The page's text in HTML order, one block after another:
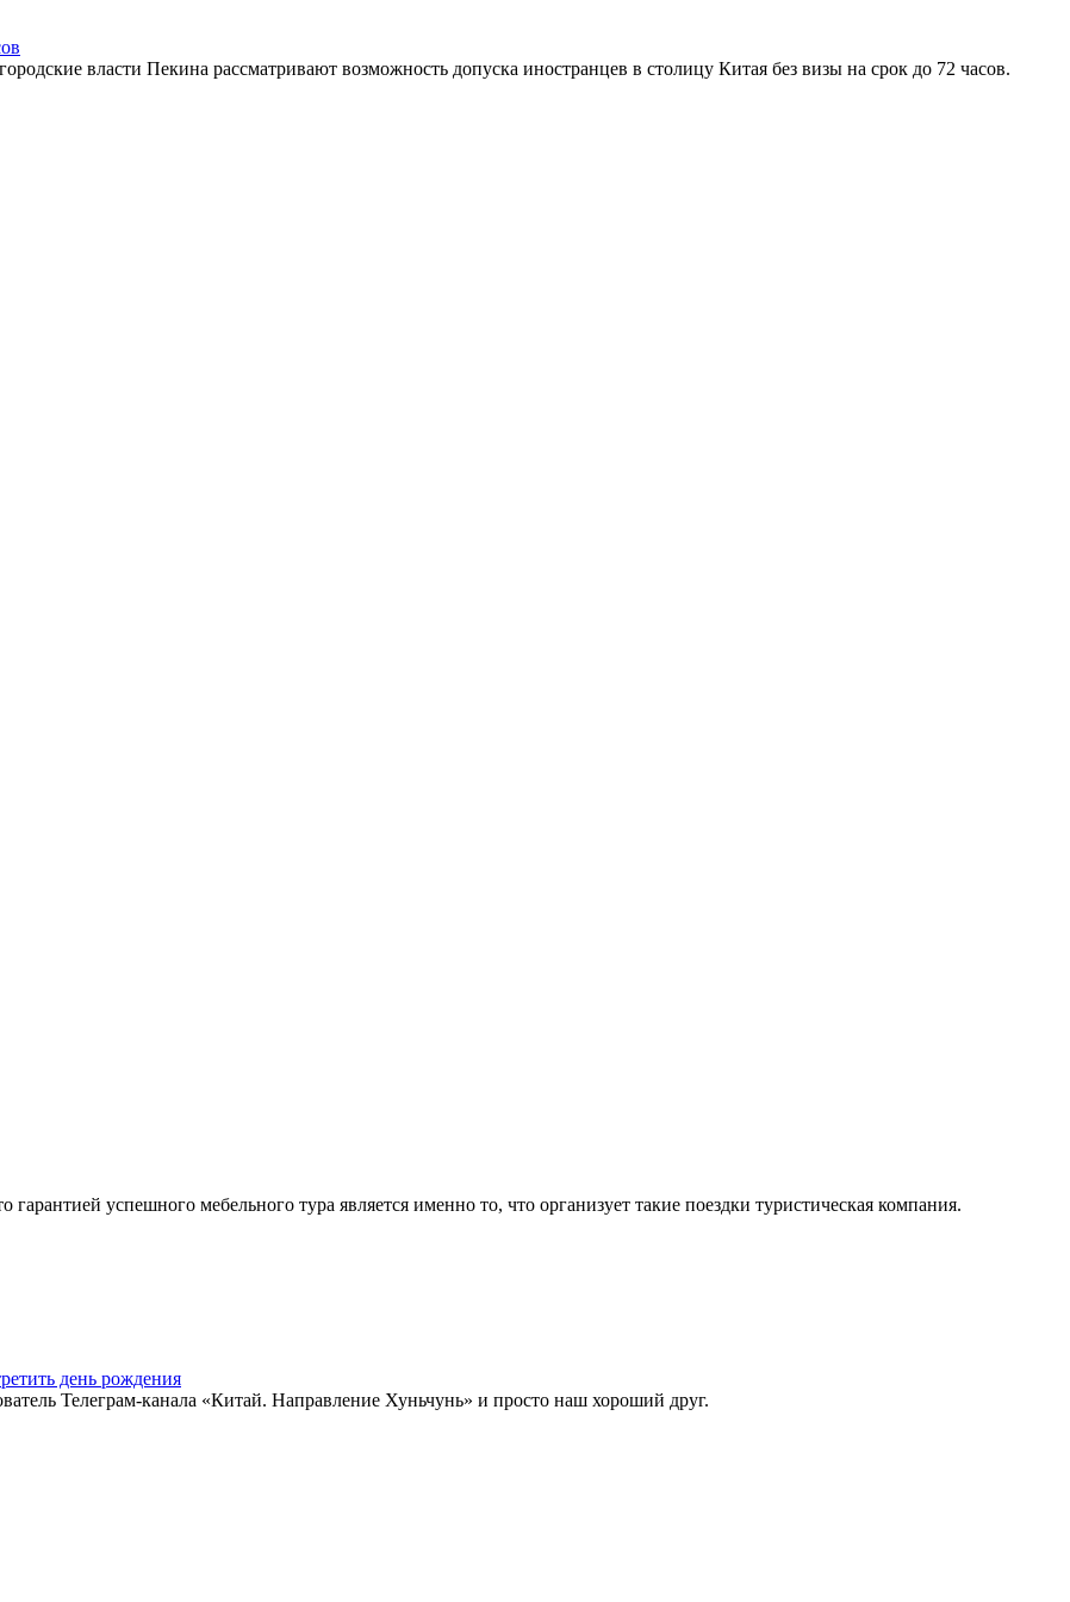
власти Пекина рассматривают возможность допуска иностранцев в столицу Китая без визы на срок до 72 часов.
успешного мебельного тура является именно то, что организует такие поездки туристическая компания.
день рождения
Телеграм-канала «Китай. Направление Хуньчунь» и просто наш хороший друг.